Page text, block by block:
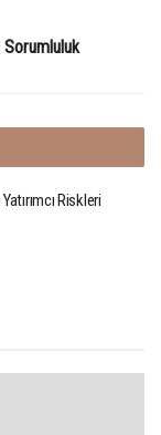
Sorumluluk
Riskleri